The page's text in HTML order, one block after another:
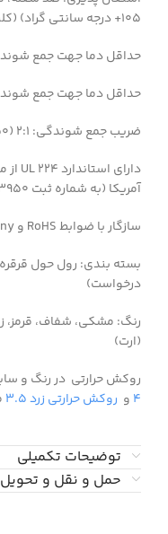
۱۰۵+ درجه سانتی گراد) (کلیه رنگ ها به غیر از شفاف)
حداقل دما جهت جمع شوندگی: ۷۰+ درجه
حداقل دما جهت جمع شوندگی کامل: ۱۲۰+
ضریب جمع شوندگی: ۲:۱ (۵۰% جمع شوندگی در محور عرضی)
آمریکا (به شماره ثبت E203950)
سازگار با ضوابط RoHS و Sony
بسته بندی: رول حول
درخواست)
رنگ: مشکی، شفاف، قرمز،
(ارت)
روکش حرارتی در رنگ و
۴ و روکش حرارتی زرد ۳.۵
توضیحات تکمیلی
حمل و نقل و تحویل